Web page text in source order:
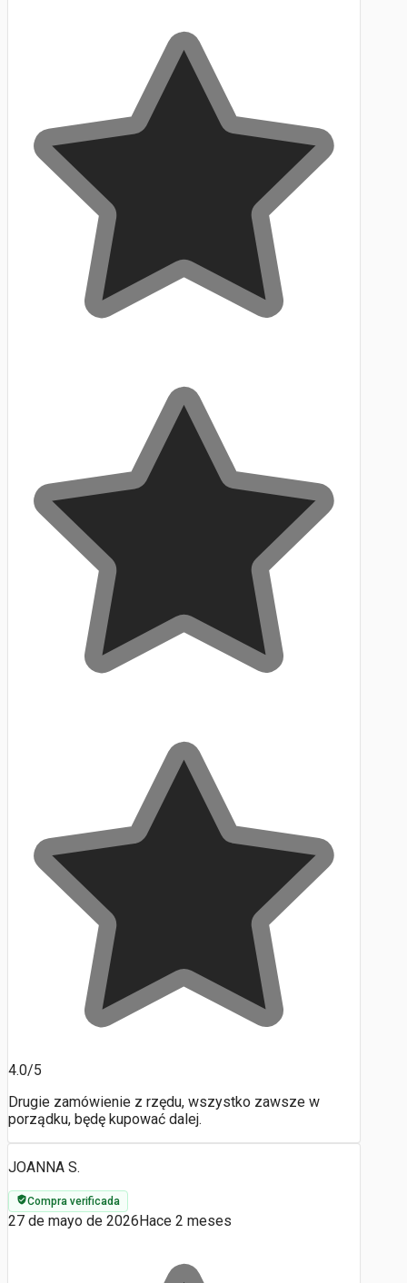
4.0/5
Drugie zamówienie z rzędu, wszystko zawsze w
porządku, będę kupować dalej.
JOANNA S.
Compra verificada
27 de mayo de 2026 Hace 2 meses